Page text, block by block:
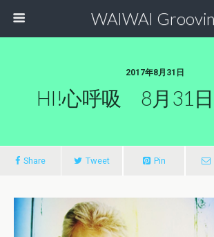
WAIWAI
2017年8月31日
HI!心呼吸 8月31日
Share Tweet Pin